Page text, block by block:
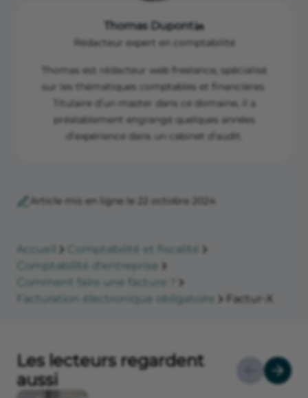
Thomas Dupont
Rédacteur expert en comptabilité
Thomas est rédacteur web freelance, spécialisé
sur les thématiques comptables et financières.
Titulaire d’un master dans ce domaine, il a
préalablement engrangé quelques années
d’expérience dans un cabinet d’audit.
Article mis en ligne le 22 octobre 2024
Accueil
Comptabilité et fiscalité
Comptabilité d'entreprise
Comment faire une facture ?
Facturation électronique obligatoire
Factur-X
Les lecteurs regardent
aussi